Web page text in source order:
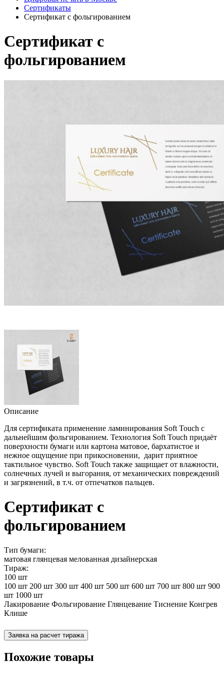
Сертификаты
Сертификат с фольгированием
Сертификат с
фольгированием
Описание
Для сертификата применение ламинирования Soft Touch с
дальнейшим фольгированием. Технология Soft Touch придаёт
поверхности бумаги или картона матовое, бархатистое и
нежное ощущение при прикосновении, дарит приятное
тактильное чувство. Soft Touch также защищает от влажности,
солнечных лучей и выгорания, от механических повреждений
и загрязнений, в т.ч. от отпечатков пальцев.
Сертификат с
фольгированием
Тип бумаги:
матовая глянцевая мелованная дизайнерская
Тираж:
100 шт
100 шт 200 шт 300 шт 400 шт 500 шт 600 шт 700 шт 800 шт 900
шт 1000 шт
Лакирование Фольгирование Глянцевание Тиснение Конгрев
Клише
Заявка на расчет тиража
Похожие товары